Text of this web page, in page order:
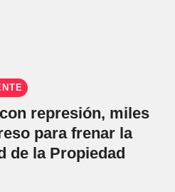
represión, miles
para frenar la
de la Propiedad